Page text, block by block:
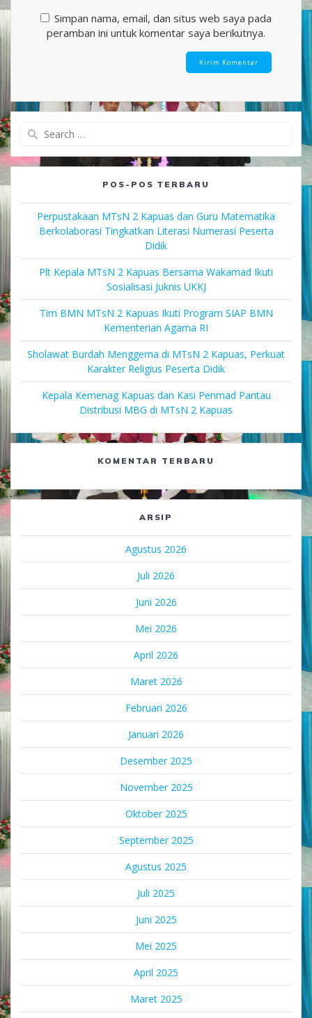
Simpan nama, email, dan situs web saya pada
peramban ini untuk komentar saya berikutnya.
POS-POS TERBARU
Perpustakaan MTsN 2 Kapuas dan Guru Matematika
Berkolaborasi Tingkatkan Literasi Numerasi Peserta
Didik
Plt Kepala MTsN 2 Kapuas Bersama Wakamad Ikuti
Sosialisasi Juknis UKKJ
Tim BMN MTsN 2 Kapuas Ikuti Program SIAP BMN
Kementerian Agama RI
Sholawat Burdah Menggema di MTsN 2 Kapuas, Perkuat
Karakter Religius Peserta Didik
Kepala Kemenag Kapuas dan Kasi Penmad Pantau
Distribusi MBG di MTsN 2 Kapuas
KOMENTAR TERBARU
ARSIP
Agustus 2026
Juli 2026
Juni 2026
Mei 2026
April 2026
Maret 2026
Februari 2026
Januari 2026
Desember 2025
November 2025
Oktober 2025
September 2025
Agustus 2025
Juli 2025
Juni 2025
Mei 2025
April 2025
Maret 2025